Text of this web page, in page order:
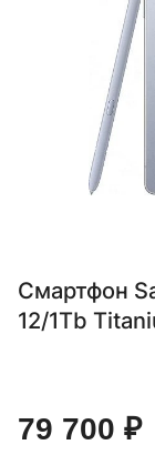
Смартфон
12/1Tb
79 700 ₽